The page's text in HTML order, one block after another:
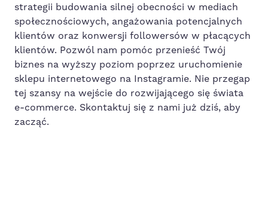
strategii budowania silnej obecności w mediach
społecznościowych, angażowania potencjalnych
klientów oraz konwersji followersów w płacących
klientów. Pozwól nam pomóc przenieść Twój
biznes na wyższy poziom poprzez uruchomienie
sklepu internetowego na Instagramie. Nie przegap
tej szansy na wejście do rozwijającego się świata
e-commerce. Skontaktuj się z nami już dziś, aby
zacząć.